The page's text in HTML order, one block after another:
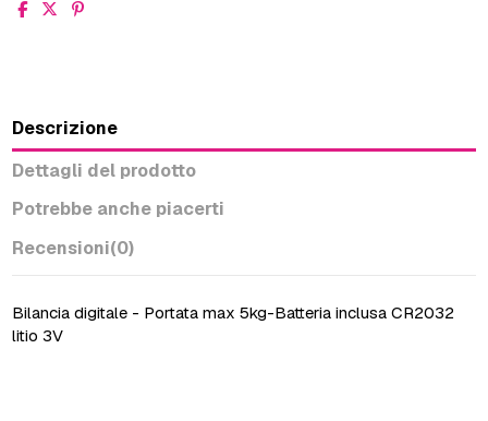
Descrizione
Dettagli del prodotto
Potrebbe anche piacerti
Recensioni(0)
Bilancia digitale - Portata max 5kg-Batteria inclusa CR2032
litio 3V